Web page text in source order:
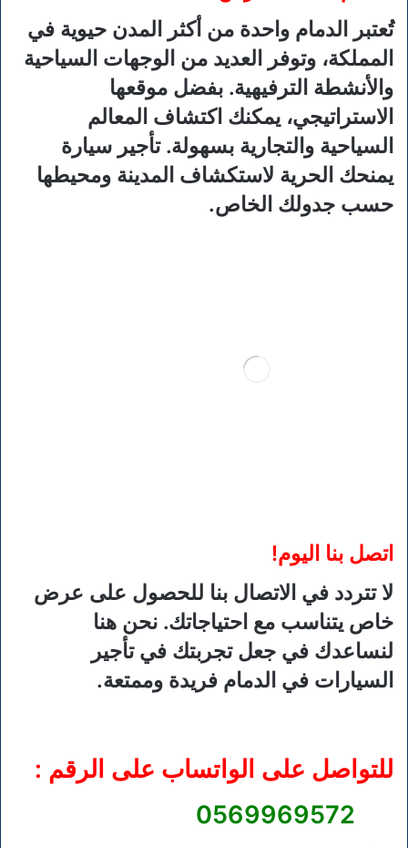
تُعتبر الدمام واحدة من أكثر المدن حيوية في
المملكة، وتوفر العديد من الوجهات السياحية
والأنشطة الترفيهية. بفضل موقعها
الاستراتيجي، يمكنك اكتشاف المعالم
السياحية والتجارية بسهولة. تأجير سيارة
يمنحك الحرية لاستكشاف المدينة ومحيطها
حسب جدولك الخاص.
اتصل بنا اليوم!
لا تتردد في الاتصال بنا للحصول على عرض
خاص يتناسب مع احتياجاتك. نحن هنا
لنساعدك في جعل تجربتك في تأجير
السيارات في الدمام فريدة وممتعة.
للتواصل على الواتساب على الرقم :